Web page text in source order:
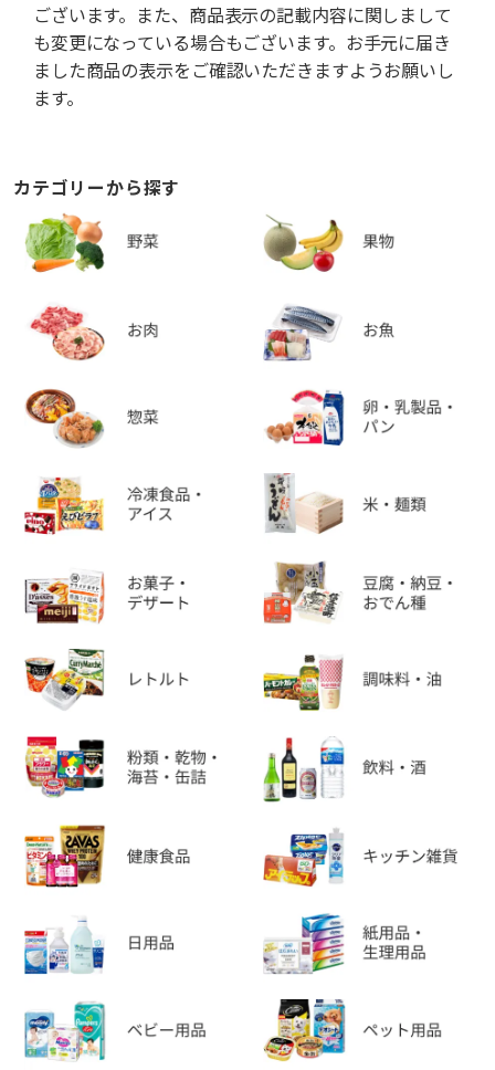
ございます。また、商品表示の記載内容に関しまして
も変更になっている場合もございます。お手元に届き
ました商品の表示をご確認いただきますようお願いし
ます。
カテゴリーから探す